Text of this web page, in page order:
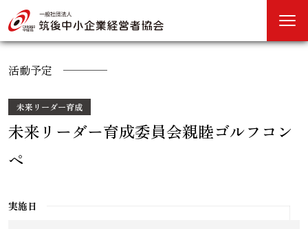
活動予定
未来リーダー育成
未来リーダー育成委員会親睦ゴルフコン
ペ
実施日